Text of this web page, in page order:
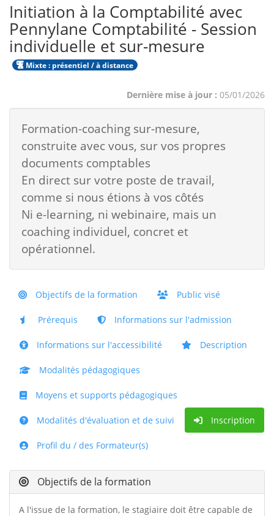
Initiation à la Comptabilité avec
Pennylane Comptabilité - Session
individuelle et sur-mesure
Mixte : présentiel / à distance
Dernière mise à jour : 05/01/2026
Formation-coaching sur-mesure,
construite avec vous, sur vos propres
documents comptables
En direct sur votre poste de travail,
comme si nous étions à vos côtés
Ni e-learning, ni webinaire, mais un
coaching individuel, concret et
opérationnel.
Objectifs de la formation Public visé
Prérequis Informations sur l'admission
Informations sur l'accessibilité Description
Modalités pédagogiques
Moyens et supports pédagogiques
Modalités d'évaluation et de suivi Inscription
Profil du / des Formateur(s)
Objectifs de la formation
A l'issue de la formation, le stagiaire doit être capable de